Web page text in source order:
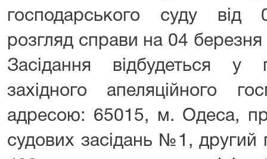
господарського суду від
розгляд справи на 04
Засідання відбудеться у
західного апеляційного
адресою: 65015, м. Одеса,
судових засідань №1, другий